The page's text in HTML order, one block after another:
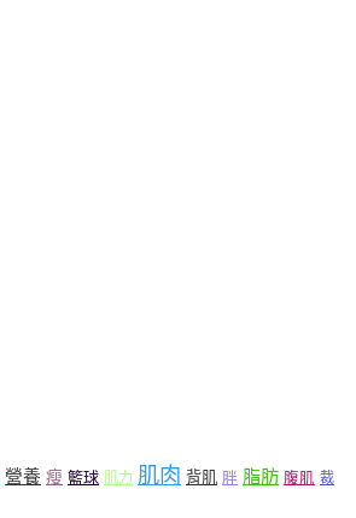
營養 瘦 籃球 肌力 肌肉 背肌 胖 脂肪 腹肌 裁